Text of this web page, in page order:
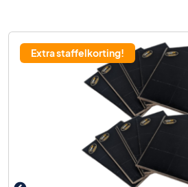
Extra staffelkorting!